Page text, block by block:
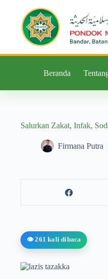
Beranda
Salurkan Zakat, Infak,
Firmana Putra
👁️ 261 kali dibaca